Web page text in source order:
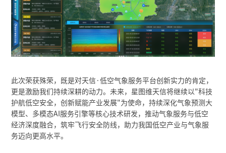
此次荣获殊荣，既是对天信·低空气象服务平台创新实力的肯定，
更是激励我们持续深耕的动力。未来，星图维天信将继续以"科技
护航低空安全，创新赋能产业发展"为使命，持续深化气象预测大
模型、多模态AI服务引擎等核心技术研发，推动气象服务与低空
经济深度融合，筑牢飞行安全防线，助力我国低空产业与气象服
务迈向更高水平。